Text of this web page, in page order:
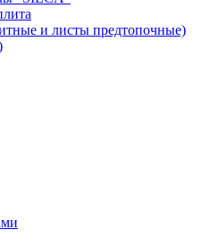
и листы предтопочные)